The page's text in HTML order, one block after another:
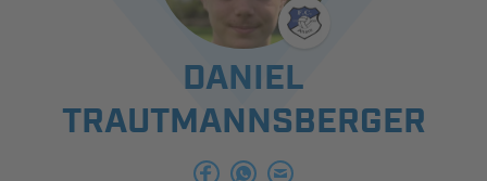
SPIELBETRIEB & VERBANDSLEBEN
AUSBILDUNG & FÖRDERUNG
DER VERBAND
DANIEL
TRAUTMANNSBERGER